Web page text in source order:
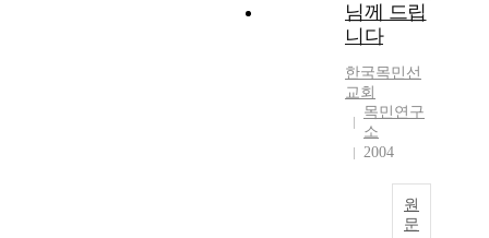
님께 드립
니다
한국목민선
교회
목민연구
소
2004
원
문